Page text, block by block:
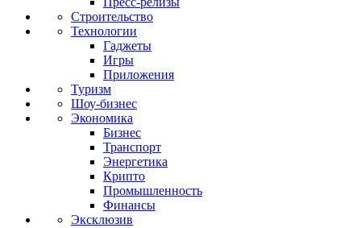
Строительство
Технологии
Гаджеты
Игры
Приложения
Туризм
Шоу-бизнес
Экономика
Бизнес
Транспорт
Энергетика
Крипто
Промышленность
Финансы
Эксклюзив